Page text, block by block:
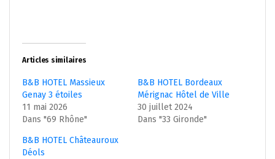
Articles similaires
B&B HOTEL Massieux
Genay 3 étoiles
11 mai 2026
Dans "69 Rhône"
B&B HOTEL Bordeaux
Mérignac Hôtel de Ville
30 juillet 2024
Dans "33 Gironde"
B&B HOTEL Châteauroux
Déols